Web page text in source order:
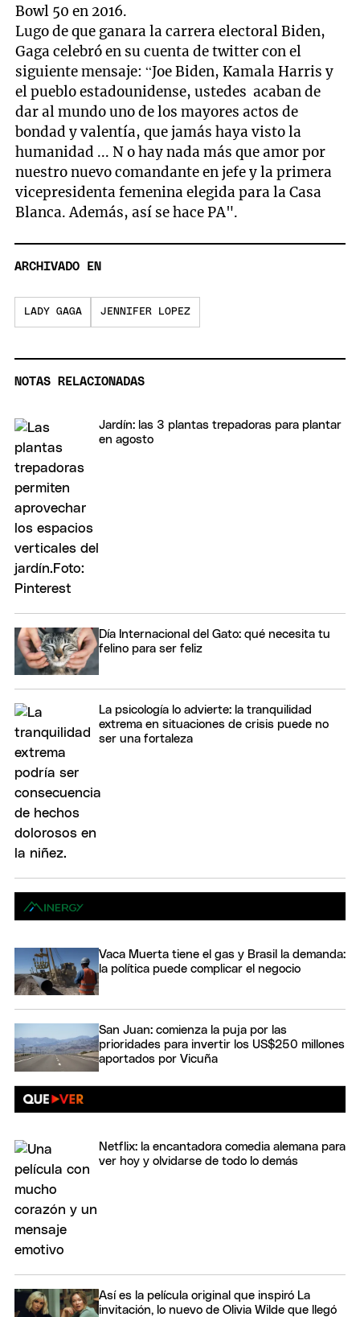
Bowl 50 en 2016.
Lugo de que ganara la carrera electoral Biden,
Gaga celebró en su cuenta de twitter con el
siguiente mensaje: “Joe Biden, Kamala Harris y
el pueblo estadounidense, ustedes acaban de
dar al mundo uno de los mayores actos de
bondad y valentía, que jamás haya visto la
humanidad ... N o hay nada más que amor por
nuestro nuevo comandante en jefe y la primera
vicepresidenta femenina elegida para la Casa
Blanca. Además, así se hace PA".
ARCHIVADO EN
LADY GAGA JENNIFER LOPEZ
NOTAS RELACIONADAS
Jardín: las 3 plantas trepadoras para plantar
en agosto
Día Internacional del Gato: qué necesita tu
felino para ser feliz
La psicología lo advierte: la tranquilidad
extrema en situaciones de crisis puede no
ser una fortaleza
Vaca Muerta tiene el gas y Brasil la demanda:
la política puede complicar el negocio
San Juan: comienza la puja por las
prioridades para invertir los US$250 millones
aportados por Vicuña
Netflix: la encantadora comedia alemana para
ver hoy y olvidarse de todo lo demás
Así es la película original que inspiró La
invitación, lo nuevo de Olivia Wilde que llegó